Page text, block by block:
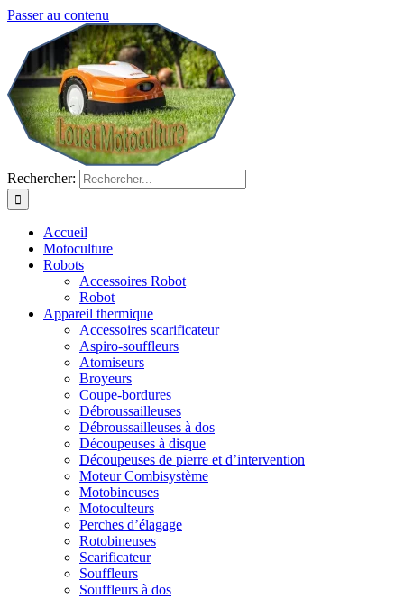
Passer au contenu
Rechercher:
Accueil
Motoculture
Robots
Accessoires Robot
Robot
Appareil thermique
Accessoires scarificateur
Aspiro-souffleurs
Atomiseurs
Broyeurs
Coupe-bordures
Débroussailleuses
Débroussailleuses à dos
Découpeuses à disque
Découpeuses de pierre et d’intervention
Moteur Combisystème
Motobineuses
Motoculteurs
Perches d’élagage
Rotobineuses
Scarificateur
Souffleurs
Souffleurs à dos